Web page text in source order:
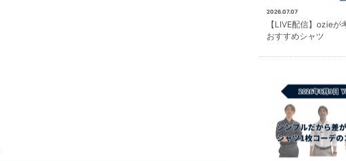
2026.07.07
【LIVE配信】ozieが
おすすめシャツ